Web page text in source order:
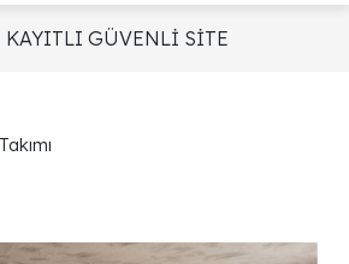
KAYITLI GÜVENLİ SİTE